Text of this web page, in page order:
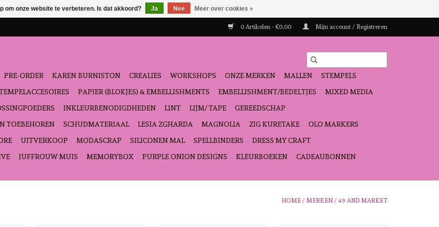
0 Artikelen - €0,00 Mijn account / Registreren
PRE-ORDER KAREN BURNISTON CREALIES WORKSHOPS ONZE MERKEN MALLEN
STEMPELS
PAPIER (BLOKJES) & EMBELLISHMENTS EMBELLISHMENT/BEDELTJES
MIXED MEDIA
INKLEURBENODIGDHEDEN LINT LIJM/ TAPE
GEREEDSCHAP
TOEBEHOREN
SCHUDMATERIAAL LESIA ZGHARDA MAGNOLIA ZIG KURETAKE
OLO MARKERS
UITVERKOOP MODASCRAP SILICONEN MAL SPELLBINDERS
DRESS MY CRAFT
JUFFROUW MUIS MEMORYBOX PURPLE ONION DESIGNS KLEURBOEKEN CADEAUBONNEN
HOME / MERKEN / 49 AND MARKET
om onze website te verbeteren. Is dat akkoord? Ja Nee Meer over cookies »